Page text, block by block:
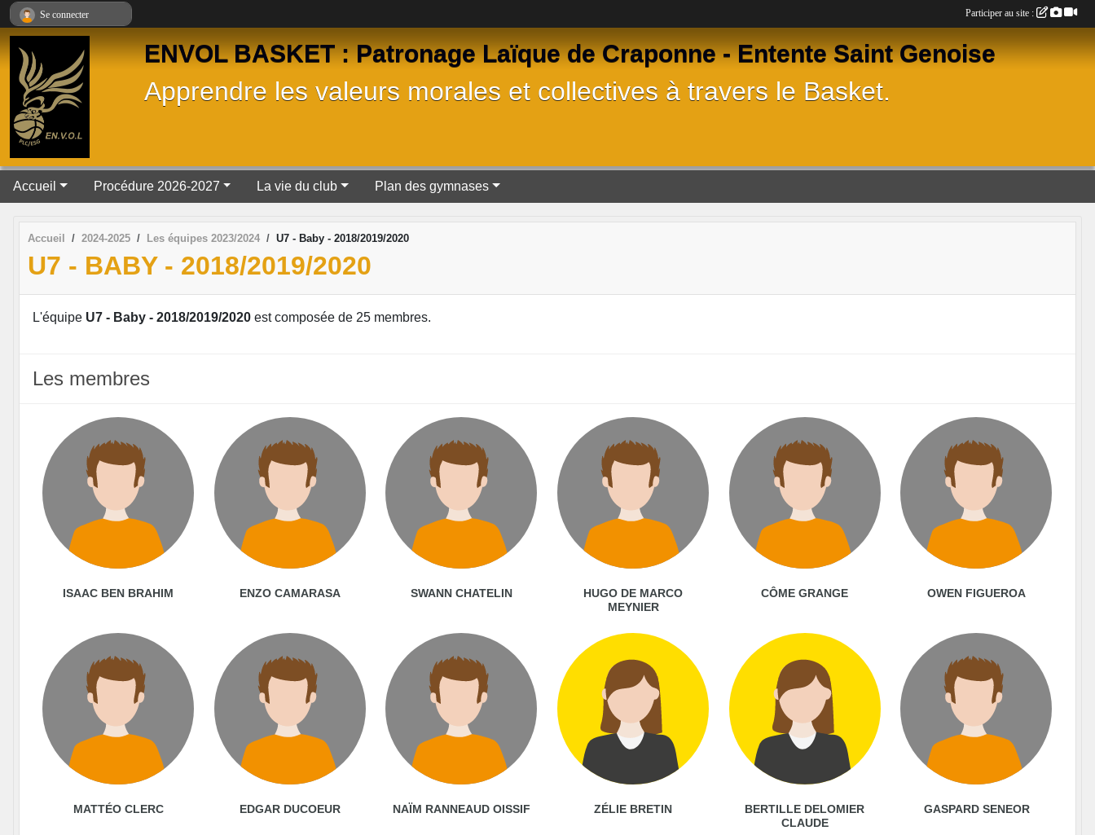
ENVOL BASKET : Patronage Laïque de Craponne - Entente Saint Genoise
Apprendre les valeurs morales et collectives à travers le Basket.
Accueil Procédure 2026-2027 La vie du club Plan des gymnases
Accueil 2024-2025 Les équipes 2023/2024 U7 - Baby - 2018/2019/2020
U7 - BABY - 2018/2019/2020
L'équipe U7 - Baby - 2018/2019/2020 est composée de 25 membres.
Les membres
ISAAC BEN BRAHIM ENZO CAMARASA SWANN CHATELIN
HUGO DE MARCO
MEYNIER
CÔME GRANGE OWEN FIGUEROA
MATTÉO CLERC EDGAR DUCOEUR NAÏM RANNEAUD OISSIF ZÉLIE BRETIN
BERTILLE DELOMIER
CLAUDE
GASPARD SENEOR
Se connecter Participer au site :
Panneau de gestion des cookies